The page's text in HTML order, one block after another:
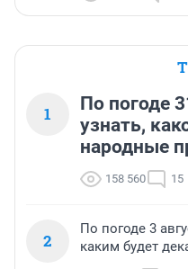
1
По погоде
узнать,
народные
158 560 15
2
По погоде 3
каким будет